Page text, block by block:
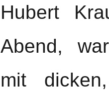
Hubert
Abend,
mit